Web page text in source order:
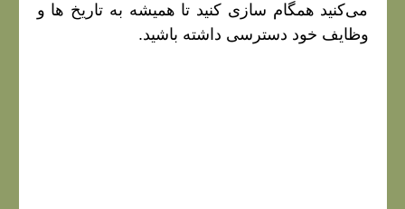
می‌کنید همگام‌ سازی کنید تا همیشه به تاریخ‌ ها و
وظایف خود دسترسی داشته باشید.